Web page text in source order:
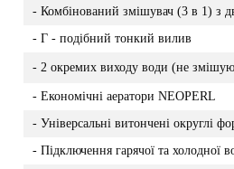
- Комбінований змішувач (3 в 1) з
- Г - подібний тонкий вилив
- 2 окремих виходу води (не
- Економічні аератори NEOPERL
- Універсальні витончені округлі
- Підключення гарячої та холодної